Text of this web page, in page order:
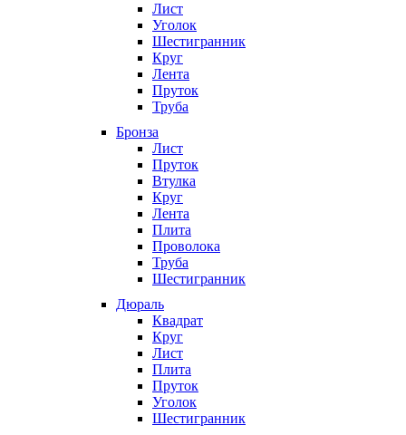
Лист
Уголок
Шестигранник
Круг
Лента
Пруток
Труба
Бронза
Лист
Пруток
Втулка
Круг
Лента
Плита
Проволока
Труба
Шестигранник
Дюраль
Квадрат
Круг
Лист
Плита
Пруток
Уголок
Шестигранник